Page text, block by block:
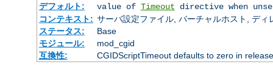
デフォルト:
value of Timeout directive when
コンテキスト: サーバ設定ファイル, バーチャルホスト, ディ
ステータス:
Base
モジュール:
mod_cgid
互換性:
CGIDScriptTimeout defaults to zero in